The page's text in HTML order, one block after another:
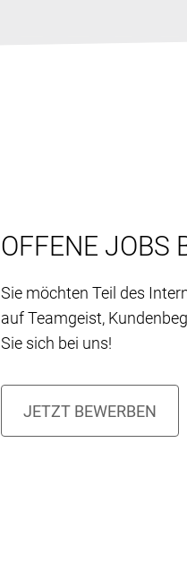
OFFENE JOBS
Sie möchten Teil des
auf Teamgeist,
Sie sich bei uns!